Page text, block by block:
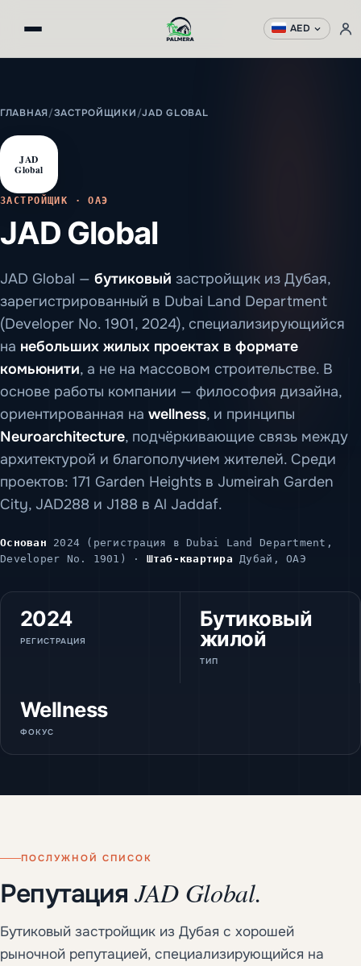
AED
ГЛАВНАЯ/ЗАСТРОЙЩИКИ /JAD GLOBAL
JAD
Global
ЗАСТРОЙЩИК · ОАЭ
JAD Global
JAD Global — бутиковый застройщик из Дубая,
зарегистрированный в Dubai Land Department
(Developer No. 1901, 2024), специализирующийся
на небольших жилых проектах в формате
комьюнити, а не на массовом строительстве. В
основе работы компании — философия дизайна,
ориентированная на wellness, и принципы
Neuroarchitecture, подчёркивающие связь между
архитектурой и благополучием жителей. Среди
проектов: 171 Garden Heights в Jumeirah Garden
City, JAD288 и J188 в Al Jaddaf.
Основан 2024 (регистрация в Dubai Land Department,
Developer No. 1901) · Штаб-квартира Дубай, ОАЭ
2024
РЕГИСТРАЦИЯ
Бутиковый
жилой
ТИП
Wellness
ФОКУС
ПОСЛУЖНОЙ СПИСОК
РепутацияJAD Global.
Бутиковый застройщик из Дубая с хорошей
рыночной репутацией, специализирующийся на